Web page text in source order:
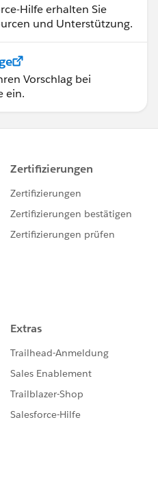
Hilfe erhalten Sie
und Unterstützung.
Vorschlag bei
ein.